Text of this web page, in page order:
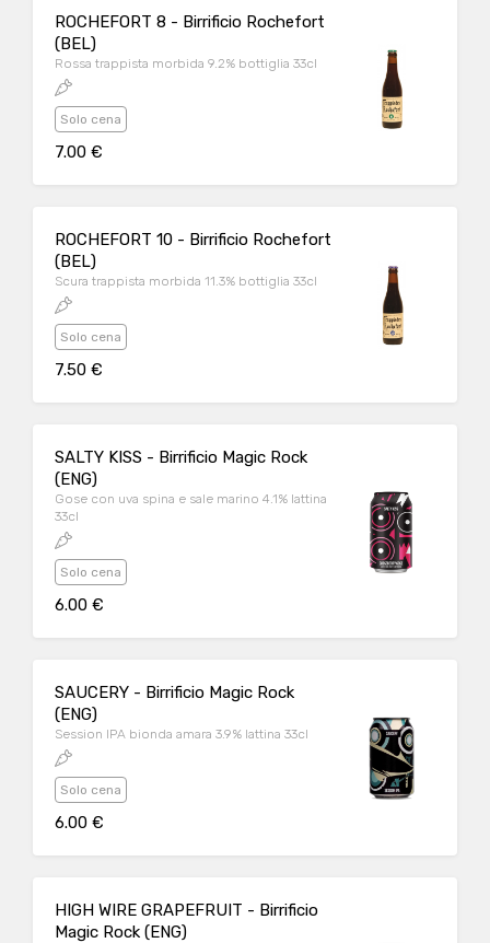
ROCHEFORT 8 - Birrificio Rochefort
(BEL)
Rossa trappista morbida 9.2% bottiglia 33cl
Solo cena
7.00 €
ROCHEFORT 10 - Birrificio Rochefort
(BEL)
Scura trappista morbida 11.3% bottiglia 33cl
Solo cena
7.50 €
SALTY KISS - Birrificio Magic Rock
(ENG)
Gose con uva spina e sale marino 4.1% lattina
33cl
Solo cena
6.00 €
SAUCERY - Birrificio Magic Rock
(ENG)
Session IPA bionda amara 3.9% lattina 33cl
Solo cena
6.00 €
HIGH WIRE GRAPEFRUIT - Birrificio
Magic Rock (ENG)